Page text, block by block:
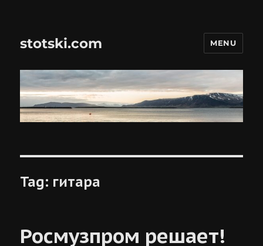
stotski.com MENU
Tag: гитара
Росмузпром решает!